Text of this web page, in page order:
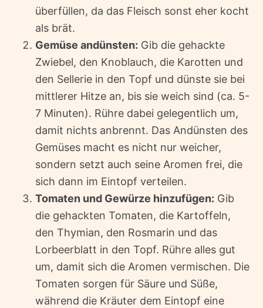
überfüllen, da das Fleisch sonst eher kocht
als brät.
Gemüse andünsten: Gib die gehackte
Zwiebel, den Knoblauch, die Karotten und
den Sellerie in den Topf und dünste sie bei
mittlerer Hitze an, bis sie weich sind (ca. 5-
7 Minuten). Rühre dabei gelegentlich um,
damit nichts anbrennt. Das Andünsten des
Gemüses macht es nicht nur weicher,
sondern setzt auch seine Aromen frei, die
sich dann im Eintopf verteilen.
Tomaten und Gewürze hinzufügen: Gib
die gehackten Tomaten, die Kartoffeln,
den Thymian, den Rosmarin und das
Lorbeerblatt in den Topf. Rühre alles gut
um, damit sich die Aromen vermischen. Die
Tomaten sorgen für Säure und Süße,
während die Kräuter dem Eintopf eine